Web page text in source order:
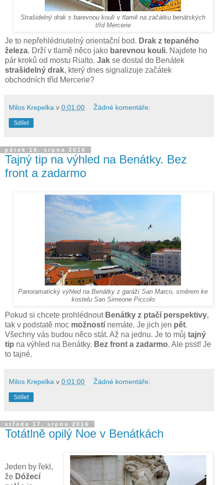
Strašidelný drak s barevnou koulí v tlamě na začátku benátských
tříd Mercerie
Je to nepřehlédnutelný orientační bod. Drak z tepaného
železa. Drží v tlamě něco jako barevnou kouli. Najdete ho
pár kroků od mostu Rialto. Jak se dostal do Benátek
strašidelný drak, který dnes signalizuje začátek
obchodních tříd Mercerie?
Milos Krepelka v 0:01:00 Žádné komentáře:
Sdílet
pátek 19. srpna 2016
Tajný tip na výhled na Benátky. Bez
front a zadarmo
Panoramatický výhled na Benátky z garáží San Marco, směrem ke
kostelu San Simeone Piccolo
Pokud si chcete prohlédnout Benátky z ptačí perspektivy,
tak v podstatě moc možností nemáte. Je jich jen pět.
Všechny vás budou něco stát. Až na jednu. Je to můj tajný
tip na výhled na Benátky. Bez front a zadarmo. Ale psst! Je
to tajné.
Milos Krepelka v 0:01:00 Žádné komentáře:
Sdílet
středa 17. srpna 2016
Totátlně opilý Noe v Benátkách
Jeden by řekl,
že Dóžecí